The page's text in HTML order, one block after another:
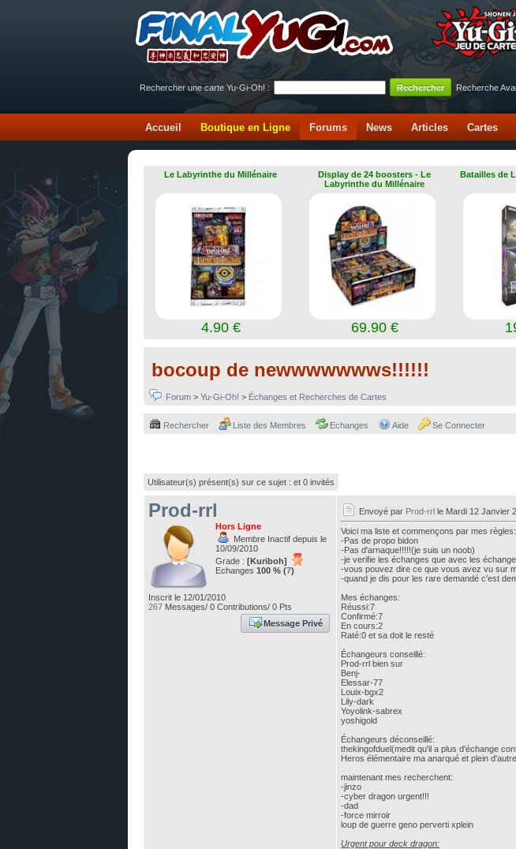
Rechercher une carte Yu-Gi-Oh! :
Recherche
Accueil Boutique en Ligne Forums News Articles Cartes
Le Labyrinthe du Millénaire
4.90 €
Display de 24 boosters - Le
Labyrinthe du Millénaire
69.90 €
Batailles de
bocoup de newwwwwwws!!!!!!
Forum > Yu-Gi-Oh! > Échanges et Recherches de Cartes
Rechercher Liste des Membres Echanges Aide Se Connecter
Utilisateur(s) présent(s) sur ce sujet : et 0 invités
Prod-rrl
Hors Ligne
Membre Inactif depuis le
10/09/2010
Grade : [Kuriboh]
Echanges 100 % (7)
Inscrit le 12/01/2010
267 Messages/ 0 Contributions/ 0 Pts
Message Privé
Envoyé par Prod-rrl le Mardi 12 Janvier
Voici ma liste et commençons par mes règles:
-Pas de propo bidon
-Pas d'arnaque!!!!!(je suis un noob)
-je verifie les échanges que avec les
-vous pouvez dire ce que vous avez vu sur
-quand je dis pour les rare demandé c'est
Mes échanges:
Réussi:7
Confirmé:7
En cours:2
Raté:0 et sa doit le resté
Échangeurs conseillé:
Prod-rrl bien sur
Benj-
Elessar-77
Louix-bgx2
Lily-dark
Yoyolink-sabrex
yoshigold
Échangeurs déconseillé:
thekingofduel(medit qu'il a plus d'échange
Heros élémentaire ma anarqué et plein
maintenant mes recherchent:
-jinzo
-cyber dragon urgent!!!
-dad
-force mirroir
loup de guerre geno perverti xplein
Urgent pour deck dragon: